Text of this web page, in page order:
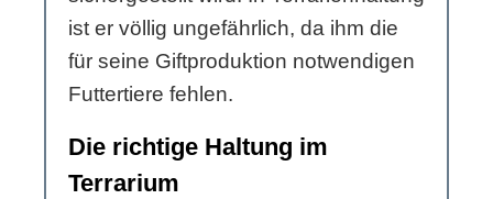
ist er völlig ungefährlich, da ihm die
für seine Giftproduktion notwendigen
Futtertiere fehlen.
Die richtige Haltung im
Terrarium